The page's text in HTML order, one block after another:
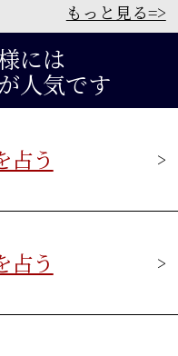
もっと見る=>
には
人気です
占う
占う